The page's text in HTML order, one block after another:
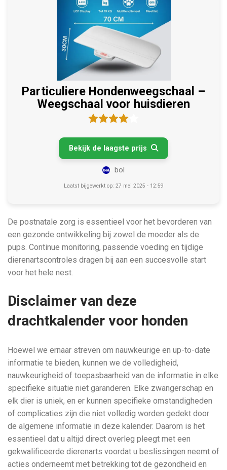
Particuliere Hondenweegschaal –
Weegschaal voor huisdieren
Bekijk de laagste prijs 
bol
Laatst bijgewerkt op: 27 mei 2025 - 12:59
De postnatale zorg is essentieel voor het bevorderen van
een gezonde ontwikkeling bij zowel de moeder als de
pups. Continue monitoring, passende voeding en tijdige
dierenartscontroles dragen bij aan een succesvolle start
voor het hele nest.
Disclaimer van deze
drachtkalender voor honden
Hoewel we ernaar streven om nauwkeurige en up-to-date
informatie te bieden, kunnen we de volledigheid,
nauwkeurigheid of toepasbaarheid van de informatie in elke
specifieke situatie niet garanderen. Elke zwangerschap en
elk dier is uniek, en er kunnen specifieke omstandigheden
of complicaties zijn die niet volledig worden gedekt door
de algemene informatie in deze kalender. Daarom is het
essentieel dat u altijd direct overleg pleegt met een
gekwalificeerde dierenarts voordat u beslissingen neemt of
acties onderneemt met betrekking tot de gezondheid en